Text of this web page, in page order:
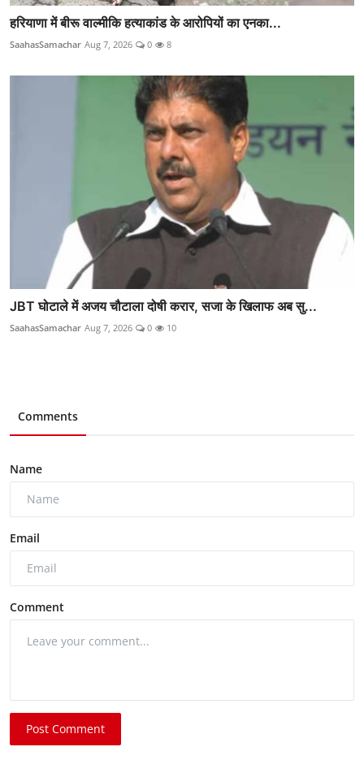
हरियाणा में बीरू वाल्मीकि हत्याकांड के आरोपियों का एनका...
SaahasSamachar Aug 7, 2026 0 8
JBT घोटाले में अजय चौटाला दोषी करार, सजा के खिलाफ अब सु...
SaahasSamachar Aug 7, 2026 0 10
Comments
Name
Email
Comment
Post Comment